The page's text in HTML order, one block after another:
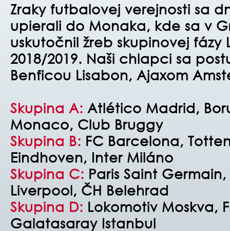
Zraky futbalovej verejnosti sa
upierali do Monaka, kde sa v
uskutočnil žreb skupinovej fázy
2018/2019. Naši chlapci sa
Benficou Lisabon, Ajaxom
Skupina A: Atlético Madrid,
Monaco, Club Bruggy
Skupina B: FC Barcelona,
Eindhoven, Inter Miláno
Skupina C: Paris Saint
Liverpool, ČH Belehrad
Skupina D: Lokomotiv Moskva,
Galatasaray Istanbul